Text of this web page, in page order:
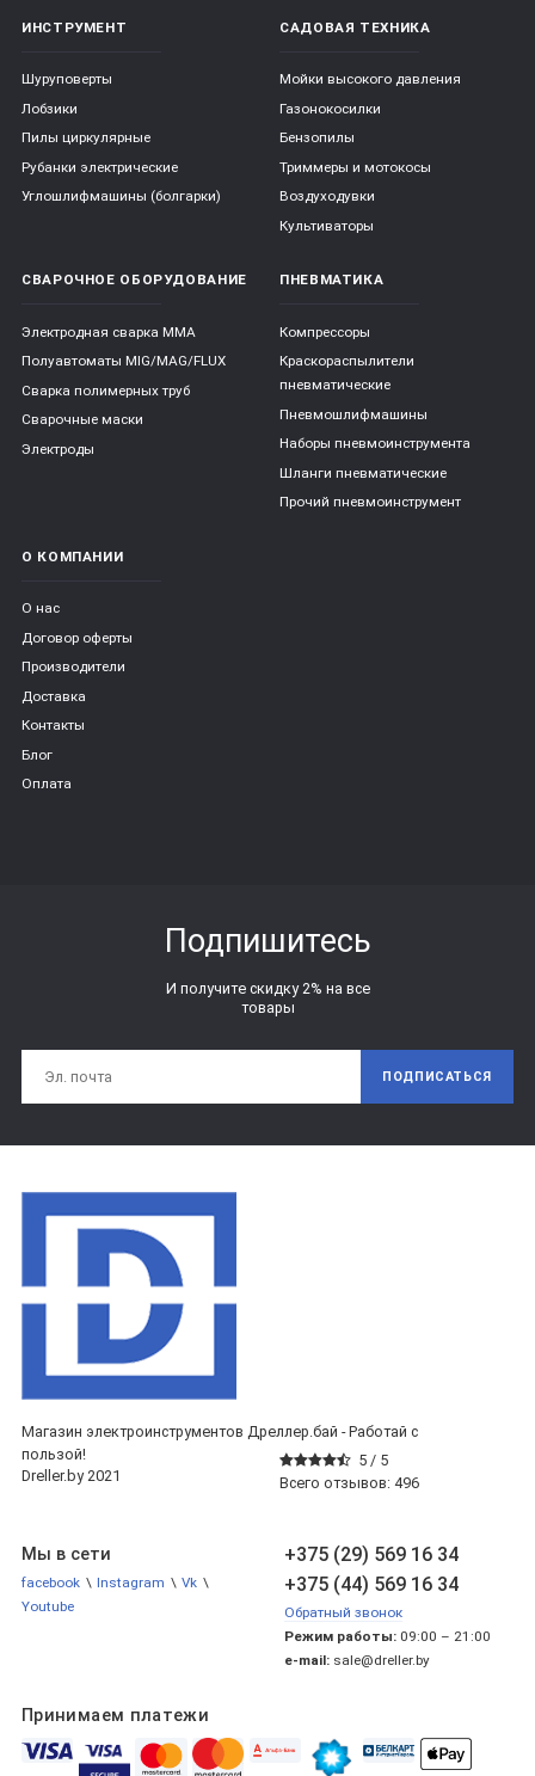
ИНСТРУМЕНТ
Шуруповерты
Лобзики
Пилы циркулярные
Рубанки электрические
Углошлифмашины (болгарки)
САДОВАЯ ТЕХНИКА
Мойки высокого давления
Газонокосилки
Бензопилы
Триммеры и мотокосы
Воздуходувки
Культиваторы
СВАРОЧНОЕ ОБОРУДОВАНИЕ
Электродная сварка ММА
Полуавтоматы MIG/MAG/FLUX
Сварка полимерных труб
Сварочные маски
Электроды
ПНЕВМАТИКА
Компрессоры
Краскораспылители
пневматические
Пневмошлифмашины
Наборы пневмоинструмента
Шланги пневматические
Прочий пневмоинструмент
О КОМПАНИИ
О нас
Договор оферты
Производители
Доставка
Контакты
Блог
Оплата
Подпишитесь
И получите скидку 2% на все
товары
ПОДПИСАТЬСЯ
Магазин электроинструментов Дреллер.бай - Работай с
пользой!
5 / 5
Всего отзывов: 496
Dreller.by 2021
+375 (29) 569 16 34
+375 (44) 569 16 34
Обратный звонок
Режим работы: 09:00 – 21:00
e-mail: sale@dreller.by
Мы в сети
facebook \ Instagram \ Vk \
Youtube
Принимаем платежи